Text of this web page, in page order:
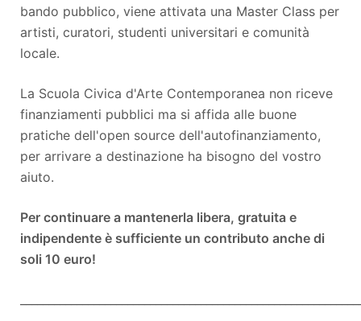
bando pubblico, viene attivata una Master Class per
artisti, curatori, studenti universitari e comunità
locale.
La Scuola Civica d'Arte Contemporanea non riceve
finanziamenti pubblici ma si affida alle buone
pratiche dell'open source dell'autofinanziamento,
per arrivare a destinazione ha bisogno del vostro
aiuto.
Per continuare a mantenerla libera, gratuita e
indipendente è sufficiente un contributo anche di
soli 10 euro!